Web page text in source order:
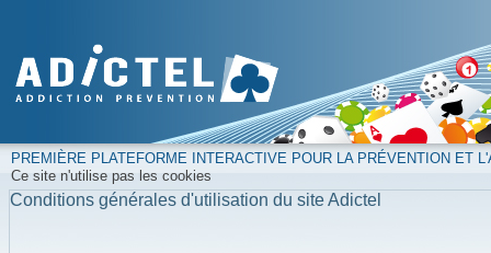
PREMIÈRE PLATEFORME INTERACTIVE POUR LA PRÉVENTION ET
Ce site n'utilise pas les cookies
Conditions générales d'utilisation du site Adictel